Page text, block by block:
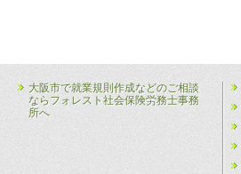
大阪市で就業規則作成などのご相談
ならフォレスト社会保険労務士事務
所へ